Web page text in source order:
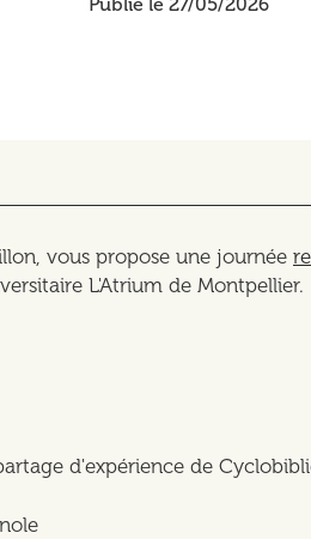
Publié le 27/05/2026
vous propose une journée
L'Atrium de Montpellier.
d'expérience de